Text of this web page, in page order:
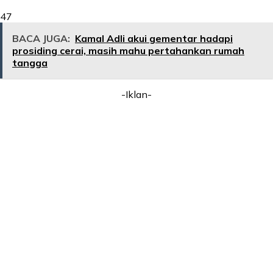
47
BACA JUGA: Kamal Adli akui gementar hadapi
prosiding cerai, masih mahu pertahankan rumah
tangga
-Iklan-